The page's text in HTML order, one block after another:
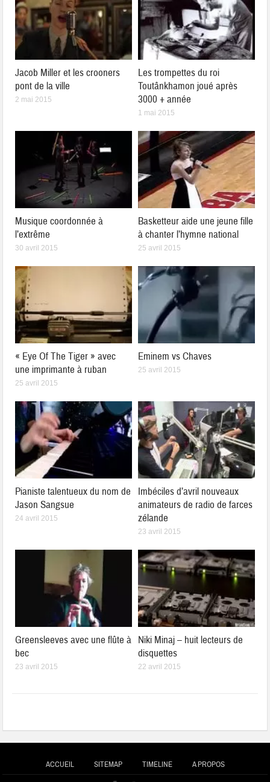
Jacob Miller et les crooners
pont de la ville
2 mai 2015
Les trompettes du roi
Toutânkhamon joué après
3000 + année
1 mai 2015
Musique coordonnée à
l’extrême
30 avril 2015
Basketteur aide une jeune fille
à chanter l’hymne national
25 avril 2015
« Eye Of The Tiger » avec
une imprimante à ruban
25 avril 2015
Eminem vs Chaves
25 avril 2015
Pianiste talentueux du nom de
Jason Sangsue
24 avril 2015
Imbéciles d’avril nouveaux
animateurs de radio de farces
zélande
23 avril 2015
Greensleeves avec une flûte à
bec
23 avril 2015
Niki Minaj – huit lecteurs de
disquettes
22 avril 2015
ACCUEIL SITEMAP TIMELINE A PROPOS